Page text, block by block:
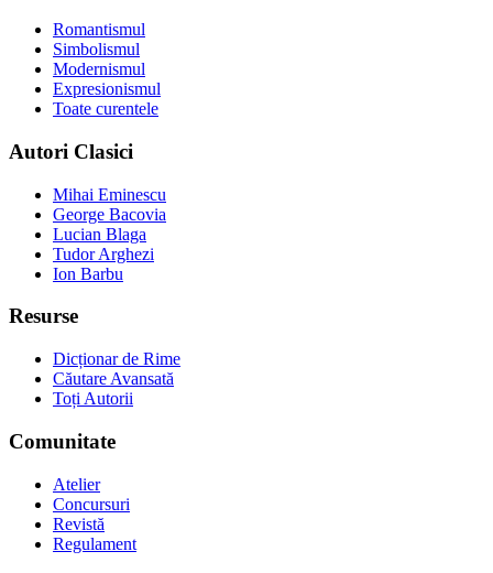
Romantismul
Simbolismul
Modernismul
Expresionismul
Toate curentele
Autori Clasici
Mihai Eminescu
George Bacovia
Lucian Blaga
Tudor Arghezi
Ion Barbu
Resurse
Dicționar de Rime
Căutare Avansată
Toți Autorii
Comunitate
Atelier
Concursuri
Revistă
Regulament